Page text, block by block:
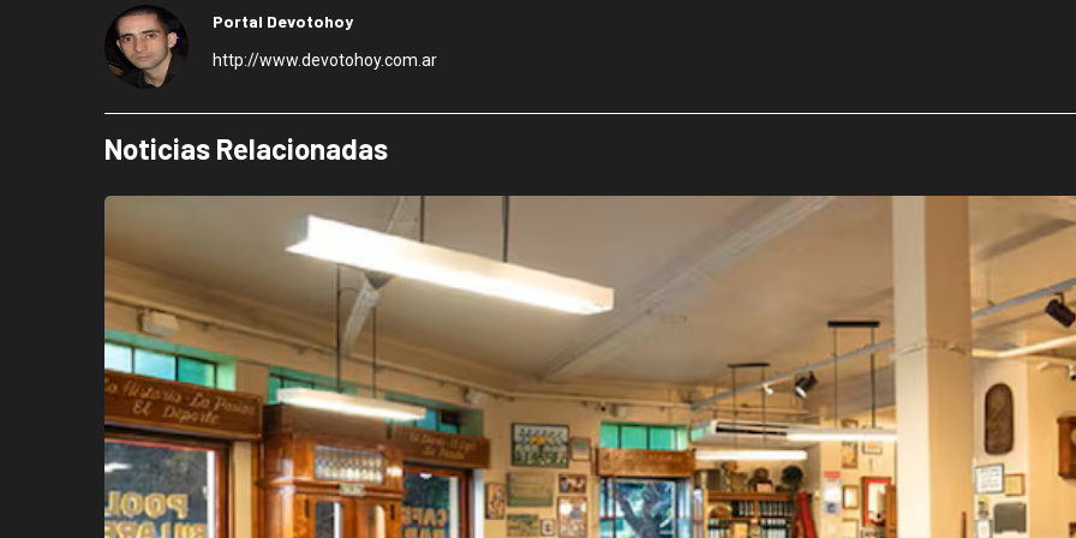
Portal Devotohoy
http://www.devotohoy.com.ar
Noticias Relacionadas